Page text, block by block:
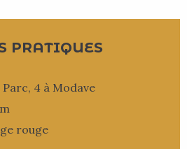
PRATIQUES
4 à Modave
rouge